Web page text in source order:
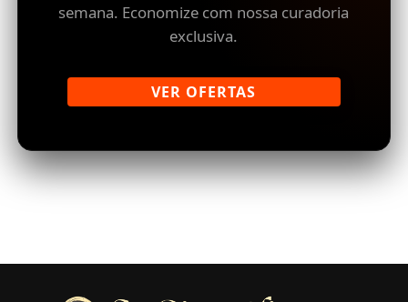
semana. Economize com nossa curadoria
exclusiva.
VER OFERTAS